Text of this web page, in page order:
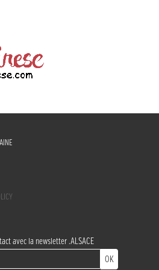
avec la newsletter .ALSACE
OK